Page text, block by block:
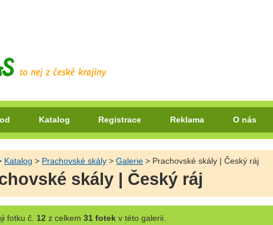
Katalog Registrace Reklama O nás
Katalog > Prachovské skály >Galerie > Prachovské skály | Český ráj
skály | Český ráj
fotku č. 12 z celkem 31 fotekv této galerii.